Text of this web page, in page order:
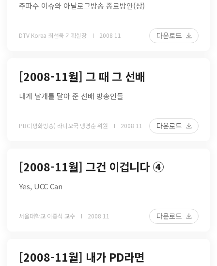
주파수 이슈와 아날로그방송 종료방안(상)
DTV Korea 최선욱 기획실장 2008 11 다운로드
[2008-11월] 그 때 그 선배
내게 날개를 달아 준 선배 방송인들
PBC(평화방송) 라디오국 맹경순 위원 2008 11 다운로드
[2008-11월] 그건 이겁니다 ④
Yes, UCC Can
서울대학교 이중식 교수 2008 11 다운로드
[2008-11월] 내가 PD라면